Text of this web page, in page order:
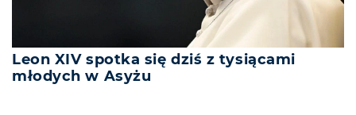
Leon XIV spotka się dziś z tysiącami
młodych w Asyżu